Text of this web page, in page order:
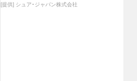
[提供] シュア・ジャパン株式会社